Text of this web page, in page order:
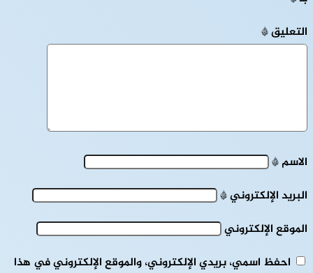
التعليق*
الاسم*
البريد الإلكتروني*
الموقع الإلكتروني
احفظ اسمي، بريدي الإلكتروني، والموقع الإلكتروني في هذا